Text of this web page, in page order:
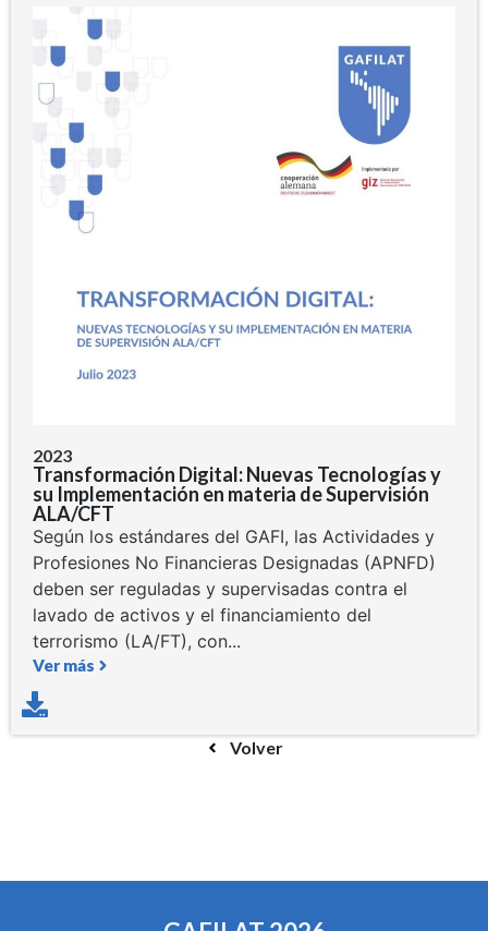
2023
Transformación Digital: Nuevas Tecnologías y
su Implementación en materia de Supervisión
ALA/CFT
Según los estándares del GAFI, las Actividades y
Profesiones No Financieras Designadas (APNFD)
deben ser reguladas y supervisadas contra el
lavado de activos y el financiamiento del
terrorismo (LA/FT), con...
Ver más
Volver